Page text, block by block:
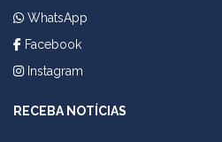
WhatsApp
Facebook
Instagram
RECEBA NOTÍCIAS